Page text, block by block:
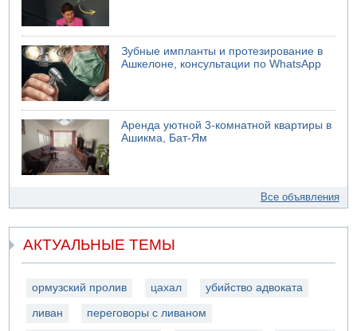
Зубные импланты и протезирование в
Ашкелоне, консультации по WhatsApp
Аренда уютной 3-комнатной квартиры в
Ашикма, Бат-Ям
Все объявления
АКТУАЛЬНЫЕ ТЕМЫ
ормузский пролив цахал убийство адвоката
ливан переговоры с ливаном